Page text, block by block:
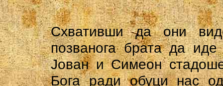
Схвативши да они
позванога брата да
Јован и Симеон
Бога ради обуци нас